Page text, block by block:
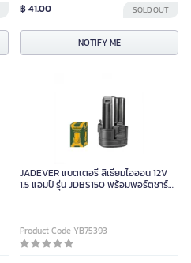
฿ 41.00 SOLD OUT
NOTIFY ME
JADEVER แบตเตอรี่ ลิเธียมไอออน 12V
1.5 แอมป์ รุ่น JDBS150 พร้อมพอร์ตชาร์จ
Product Code YB75393